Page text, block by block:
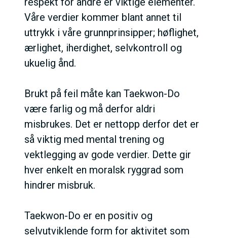
Våre verdier kommer blant annet til
uttrykk i våre grunnprinsipper; høflighet,
ærlighet, iherdighet, selvkontroll og
ukuelig ånd.
Brukt på feil måte kan Taekwon-Do
være farlig og må derfor aldri
misbrukes. Det er nettopp derfor det er
så viktig med mental trening og
vektlegging av gode verdier. Dette gir
hver enkelt en moralsk ryggrad som
hindrer misbruk.
Taekwon-Do er en positiv og
selvutviklende form for aktivitet som